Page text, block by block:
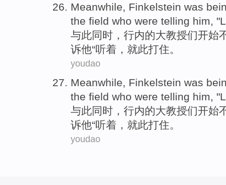
Meanwhile, Finkelstein was
the field who were telling him, "
与此同时 ， 行内的大教授们开始
诉他“听着 ，就此打住。
youdao
Meanwhile, Finkelstein was
the field who were telling him, "
与此同时 ， 行内的大教授们开始
诉他“听着 ，就此打住。
youdao